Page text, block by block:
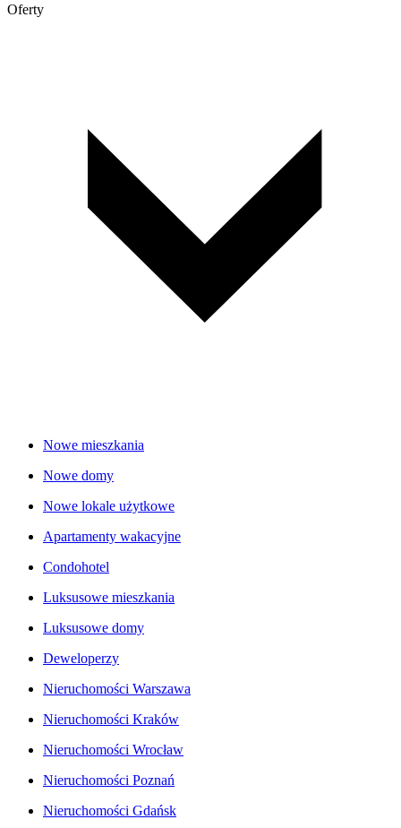
Oferty
Nowe mieszkania
Nowe domy
Nowe lokale użytkowe
Apartamenty wakacyjne
Condohotel
Luksusowe mieszkania
Luksusowe domy
Deweloperzy
Nieruchomości Warszawa
Nieruchomości Kraków
Nieruchomości Wrocław
Nieruchomości Poznań
Nieruchomości Gdańsk